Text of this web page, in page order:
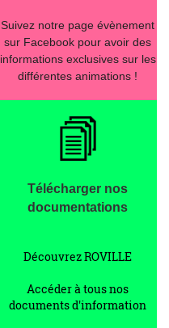
Suivez notre page évènement
sur Facebook pour avoir des
informations exclusives sur les
différentes animations !
Télécharger nos
documentations
Découvrez ROVILLE
Accéder à tous nos
documents d'information